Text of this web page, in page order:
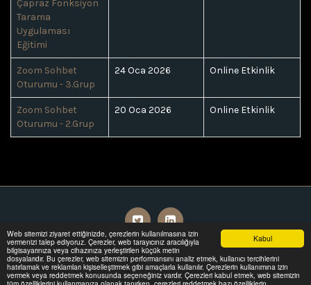
Kabul
Web sitemizi ziyaret ettiğinizde, çerezlerin kullanılmasına izin
vermenizi talep ediyoruz. Çerezler, web tarayıcınız aracılığıyla
bilgisayarınıza veya cihazınıza yerleştirilen küçük metin
dosyalarıdır. Bu çerezler, web sitemizin performansını analiz etmek, kullanıcı tercihlerini
hatırlamak ve reklamları kişiselleştirmek gibi amaçlarla kullanılır. Çerezlerin kullanımına izin
vermek veya reddetmek konusunda seçeneğiniz vardır. Çerezleri kabul etmek, web sitemizin
Çapraz Fonksiyon
Tarama
Uygulaması
Eğitimi
Zoom Sohbet
Oturumu - 3.Grup
24 Oca 2026 Online Etkinlik
Zoom Sohbet
Oturumu - 2.Grup
20 Oca 2026 Online Etkinlik
Anasayfa Bu Sitede Hizmetler